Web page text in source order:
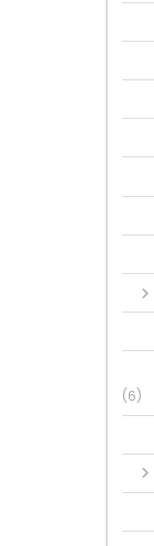
(6)